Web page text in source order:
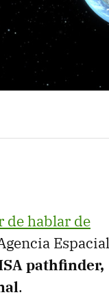
de hablar de
Espacial
pathfinder,
.